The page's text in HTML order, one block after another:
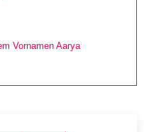
Vornamen Aarya